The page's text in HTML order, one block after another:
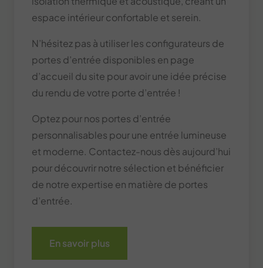
espace intérieur confortable et serein.
N’hésitez pas à utiliser les configurateurs de
portes d’entrée disponibles en page
d’accueil du site pour avoir une idée précise
du rendu de votre porte d’entrée !
Optez pour nos portes d’entrée
personnalisables pour une entrée lumineuse
et moderne. Contactez-nous dès aujourd’hui
pour découvrir notre sélection et bénéficier
de notre expertise en matière de portes
d’entrée.
En savoir plus